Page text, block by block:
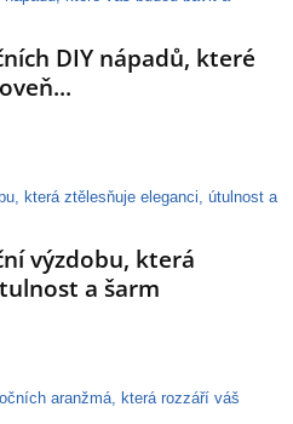
DIY nápadů, které
výzdobu, která
a šarm